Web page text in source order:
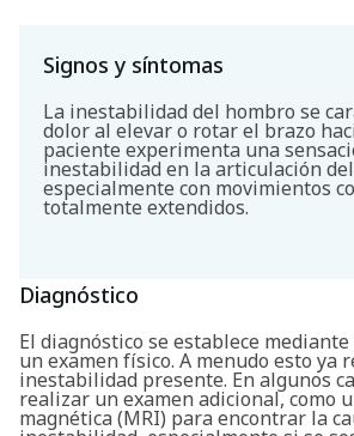
Buscar
Signos y síntomas
La inestabilidad del hombro se
dolor al elevar o rotar el brazo
paciente experimenta una
inestabilidad en la articulación
especialmente con movimientos
totalmente extendidos.
Diagnóstico
El diagnóstico se establece
un examen físico. A menudo esto ya
inestabilidad presente. En algunos
realizar un examen adicional, como
magnética (MRI) para encontrar la